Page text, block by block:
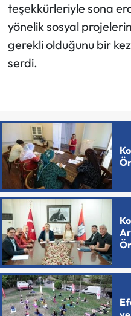
teşekkürleriyle sona
yönelik sosyal
gerekli olduğunu bir
serdi.